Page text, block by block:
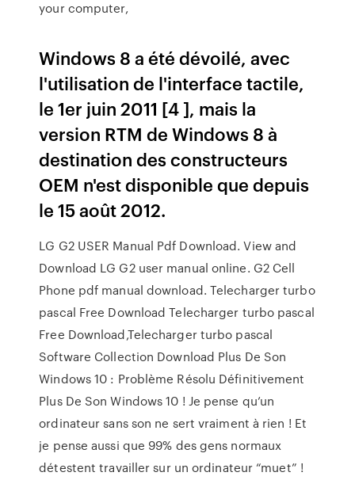
your computer,
Windows 8 a été dévoilé, avec
l'utilisation de l'interface tactile,
le 1er juin 2011 [4 ], mais la
version RTM de Windows 8 à
destination des constructeurs
OEM n'est disponible que depuis
le 15 août 2012.
LG G2 USER Manual Pdf Download. View and
Download LG G2 user manual online. G2 Cell
Phone pdf manual download. Telecharger turbo
pascal Free Download Telecharger turbo pascal
Free Download,Telecharger turbo pascal
Software Collection Download Plus De Son
Windows 10 : Problème Résolu Définitivement
Plus De Son Windows 10 ! Je pense qu’un
ordinateur sans son ne sert vraiment à rien ! Et
je pense aussi que 99% des gens normaux
détestent travailler sur un ordinateur “muet” !